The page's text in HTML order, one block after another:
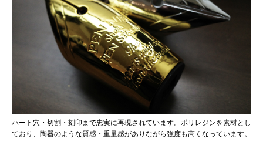
ハート穴・切割・刻印まで忠実に再現されています。ポリレジンを素材とし
ており、陶器のような質感・重量感がありながら強度も高くなっています。